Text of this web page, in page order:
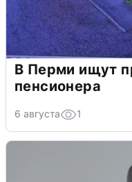
В Перми ищут
пенсионера
6 августа 1